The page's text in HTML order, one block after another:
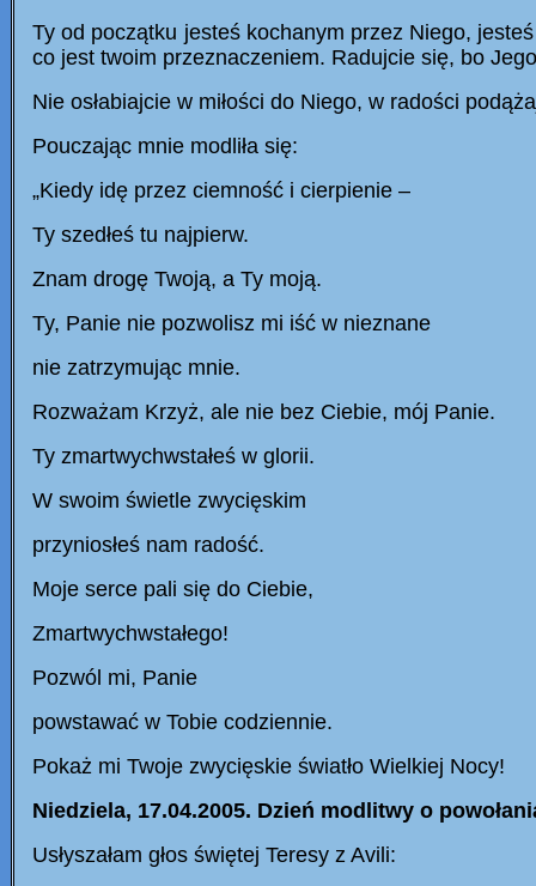
Ty od początku jesteś kochanym przez Niego,
co jest twoim przeznaczeniem. Radujcie się, bo
Nie osłabiajcie w miłości do Niego, w radości
Pouczając mnie modliła się:
„Kiedy idę przez ciemność i cierpienie –
Ty szedłeś tu najpierw.
Znam drogę Twoją, a Ty moją.
Ty, Panie nie pozwolisz mi iść w nieznane
nie zatrzymując mnie.
Rozważam Krzyż, ale nie bez Ciebie, mój Panie.
Ty zmartwychwstałeś w glorii.
W swoim świetle zwycięskim
przyniosłeś nam radość.
Moje serce pali się do Ciebie,
Zmartwychwstałego!
Pozwól mi, Panie
powstawać w Tobie codziennie.
Pokaż mi Twoje zwycięskie światło Wielkiej Nocy!
Niedziela, 17.04.2005. Dzień modlitwy o
Usłyszałam głos świętej Teresy z Avili: